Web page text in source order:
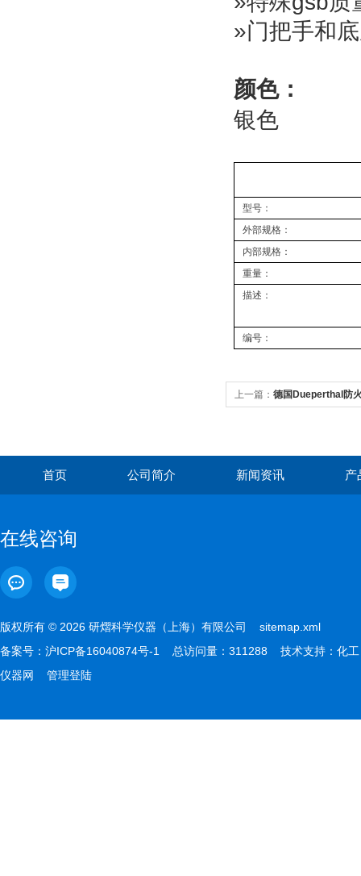
»门把手和
颜色：
银色
型号：
外部规格：
内部规格：
重量：
描述：
编号：
上一篇： 德国Dueperthal防
首页 公司简介 新闻资讯 产
在线咨询
版权所有 © 2026 研熠科学仪器（上海）有限公司 sitemap.xml
备案号： 沪ICP备16040874号-1 总访问量：311288 技术支持： 化工
仪器网
管理登陆